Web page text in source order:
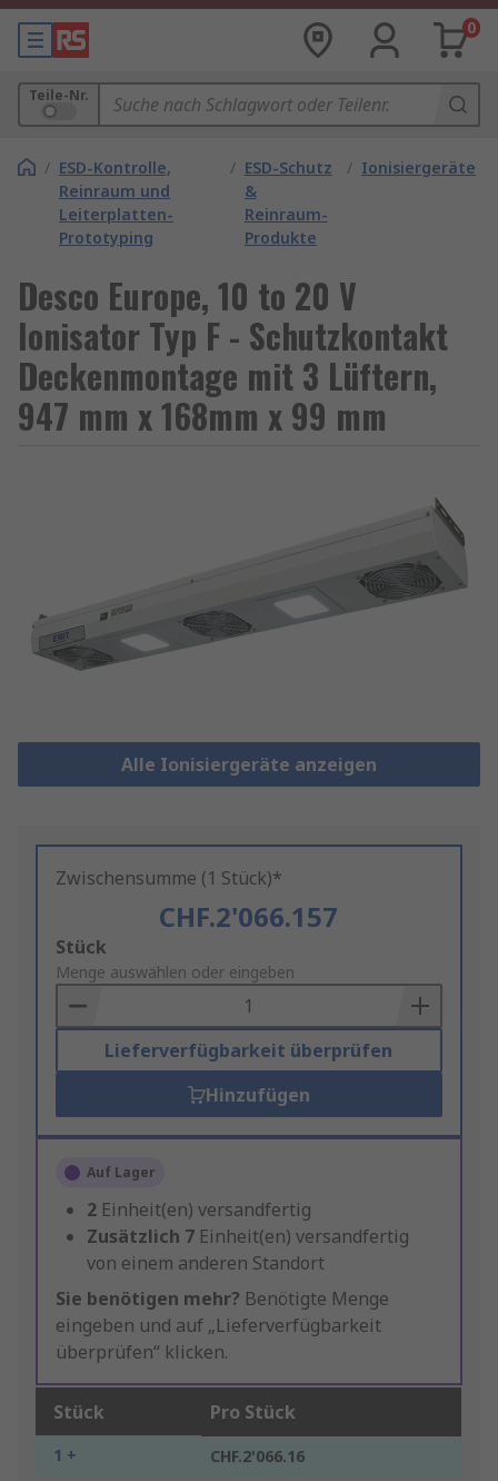
0
Teile-Nr.
/ ESD-Kontrolle,
Reinraum und
Leiterplatten-
Prototyping
/ ESD-Schutz
&
Reinraum-
Produkte
/ Ionisiergeräte
Desco Europe, 10 to 20 V
Ionisator Typ F - Schutzkontakt
Deckenmontage mit 3 Lüftern,
947 mm x 168mm x 99 mm
Alle Ionisiergeräte anzeigen
Zwischensumme (1 Stück)*
CHF.2'066.157
Add
to
Basket
Stück
Menge auswählen oder eingeben
Lieferverfügbarkeit überprüfen
Hinzufügen
Auf Lager
2 Einheit(en) versandfertig
Zusätzlich 7 Einheit(en) versandfertig
von einem anderen Standort
Sie benötigen mehr? Benötigte Menge
eingeben und auf „Lieferverfügbarkeit
überprüfen“ klicken.
Stück Pro Stück
1 + CHF.2'066.16